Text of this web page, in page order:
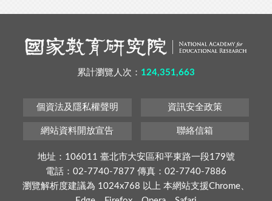
累計瀏覽人次： 124,351,663
個資法及隱私權聲明 資訊安全政策
網站資料開放宣告 聯絡信箱
地址：106011 臺北市大安區和平東路一段179號
電話：02-7740-7877 傳真：02-7740-7886
瀏覽解析度建議為 1024x768 以上 本網站支援Chrome、